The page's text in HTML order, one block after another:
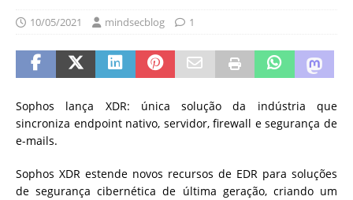
10/05/2021 mindsecblog 1
Sophos lança XDR: única solução da indústria que
sincroniza endpoint nativo, servidor, firewall e segurança de
e-mails.
Sophos XDR estende novos recursos de EDR para soluções
de segurança cibernética de última geração, criando um